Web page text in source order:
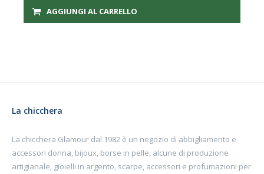
AGGIUNGI AL CARRELLO
La chicchera
La chicchera Glamour dal 1982 è un negozio di abbigliamento e
accessori donna, bijoux, borse in pelle, alcune di produzione
artigianale, gioielli in argento, scarpe, accessori e profumazioni per